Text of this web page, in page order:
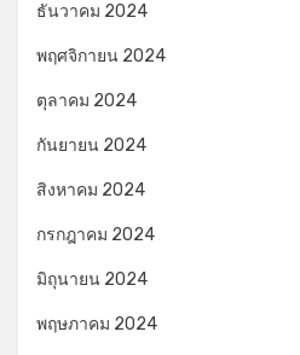
ธันวาคม 2024
พฤศจิกายน 2024
ตุลาคม 2024
กันยายน 2024
สิงหาคม 2024
กรกฎาคม 2024
มิถุนายน 2024
พฤษภาคม 2024